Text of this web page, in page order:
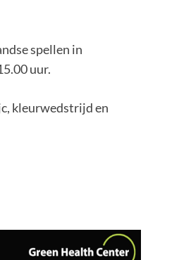
spellen in
uur.
kleurwedstrijd en